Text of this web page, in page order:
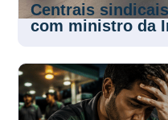
Centrais
com ministro da